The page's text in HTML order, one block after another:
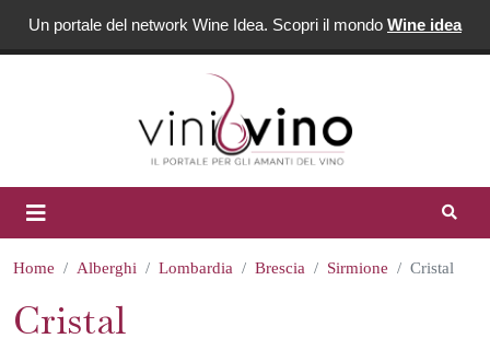
Un portale del network Wine Idea. Scopri il mondo Wine idea
Home Alberghi Lombardia Brescia Sirmione Cristal
Cristal